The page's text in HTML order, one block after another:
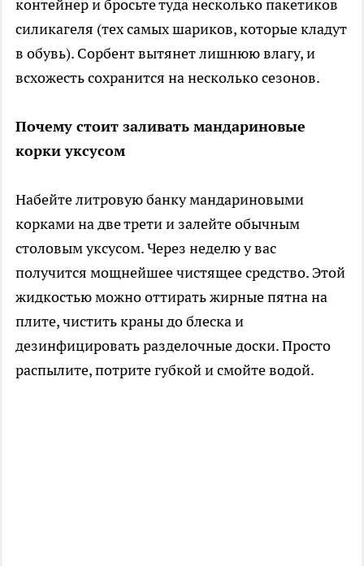
контейнер и бросьте туда несколько пакетиков
силикагеля (тех самых шариков, которые кладут
в обувь). Сорбент вытянет лишнюю влагу, и
всхожесть сохранится на несколько сезонов.
Почему стоит заливать мандариновые
корки уксусом
Набейте литровую банку мандариновыми
корками на две трети и залейте обычным
столовым уксусом. Через неделю у вас
получится мощнейшее чистящее средство. Этой
жидкостью можно оттирать жирные пятна на
плите, чистить краны до блеска и
дезинфицировать разделочные доски. Просто
распылите, потрите губкой и смойте водой.